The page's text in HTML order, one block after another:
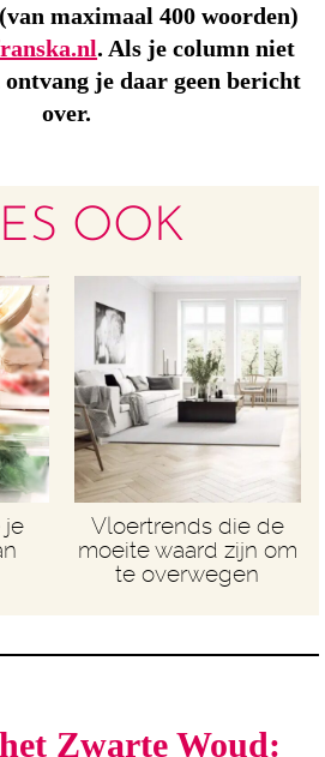
maximaal 400 woorden)
. Als je column niet
je daar geen bericht
over.
OOK
je
Vloertrends die de
moeite waard zijn om
te overwegen
Zwarte Woud: